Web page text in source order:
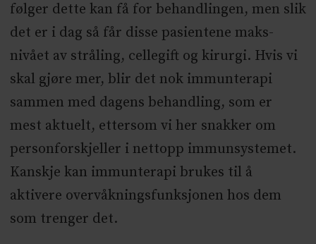
følger dette kan få for behandlingen, men slik
det er i dag så får disse pasientene maks-
nivået av stråling, cellegift og kirurgi. Hvis vi
skal gjøre mer, blir det nok immunterapi
sammen med dagens behandling, som er
mest aktuelt, ettersom vi her snakker om
personforskjeller i nettopp immunsystemet.
Kanskje kan immunterapi brukes til å
aktivere overvåkningsfunksjonen hos dem
som trenger det.